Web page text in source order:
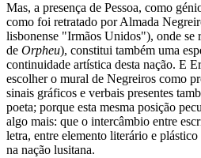
Mas, a presença de Pessoa, como
como foi retratado por Almada
lisbonense "Irmãos Unidos"), onde se
de Orpheu), constitui também uma
continuidade artística desta nação. E
escolher o mural de Negreiros como
sinais gráficos e verbais presentes
poeta; porque esta mesma posição
algo mais: que o intercâmbio entre
letra, entre elemento literário e
na nação lusitana.